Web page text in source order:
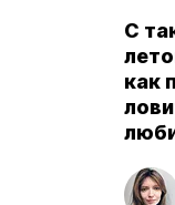
С
как